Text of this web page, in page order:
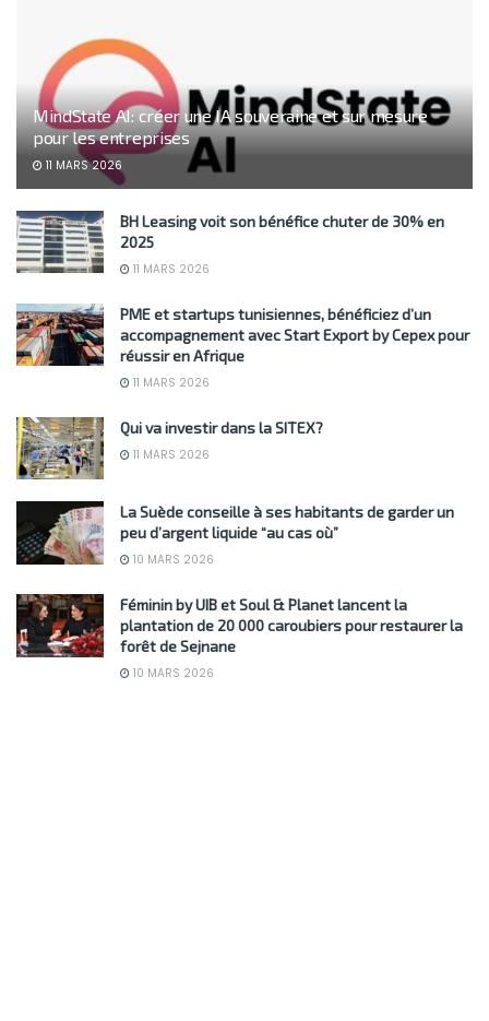
MindState AI: créer une IA souveraine et sur mesure
pour les entreprises
11 MARS 2026
BH Leasing voit son bénéfice chuter de 30% en
2025
11 MARS 2026
PME et startups tunisiennes, bénéficiez d’un
accompagnement avec Start Export by Cepex pour
réussir en Afrique
11 MARS 2026
Qui va investir dans la SITEX?
11 MARS 2026
La Suède conseille à ses habitants de garder un
peu d’argent liquide “au cas où”
10 MARS 2026
Féminin by UIB et Soul & Planet lancent la
plantation de 20 000 caroubiers pour restaurer la
forêt de Sejnane
10 MARS 2026